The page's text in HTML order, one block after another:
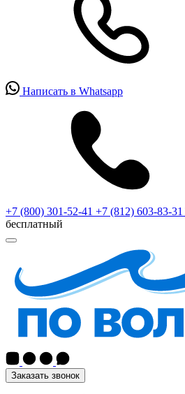
Написать в Whatsapp
+7 (800) 301-52-41 +7 (812) 603-83-31
бесплатный
Заказать звонок